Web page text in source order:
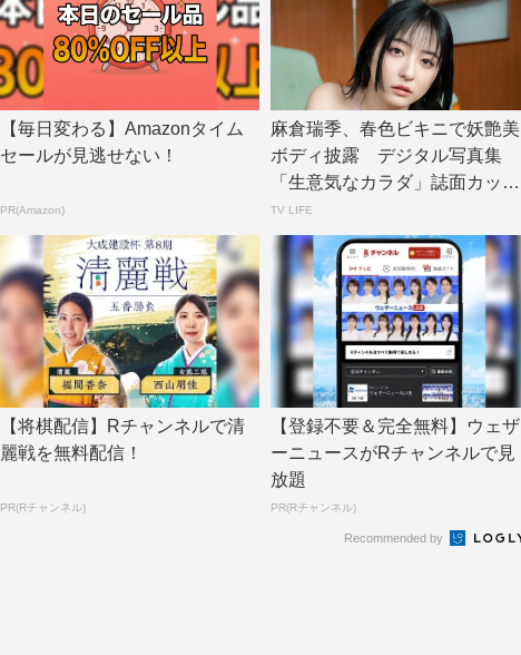
【毎日変わる】Amazonタイム
セールが見逃せない！
PR(Amazon)
麻倉瑞季、春色ビキニで妖艶美
ボディ披露 デジタル写真集
「生意気なカラダ」誌面カット
公開 | TV L...
TV LIFE
【将棋配信】Rチャンネルで清
麗戦を無料配信！
PR(Rチャンネル)
【登録不要＆完全無料】ウェザ
ーニュースがRチャンネルで見
放題
PR(Rチャンネル)
Recommended by